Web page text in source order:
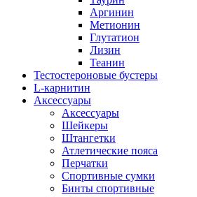
Аргинин
Метионин
Глутатион
Лизин
Теанин
Тестостероновые бустеры
L-карнитин
Аксессуары
Аксессуары
Шейкеры
Штангетки
Атлетические пояса
Перчатки
Спортивные сумки
Бинты спортивные